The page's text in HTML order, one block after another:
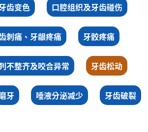
齿变色 口腔组织及牙齿碰伤
刺痛、牙龈疼痛 牙骹疼痛
不整齐及咬合异常 牙齿松动
牙 唾液分泌减少 牙齿破裂